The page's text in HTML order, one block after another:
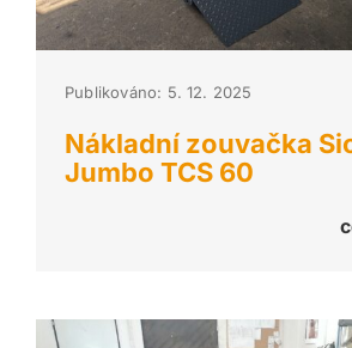
Publikováno: 5. 12. 2025
Nákladní zouvačka
Jumbo TCS 60